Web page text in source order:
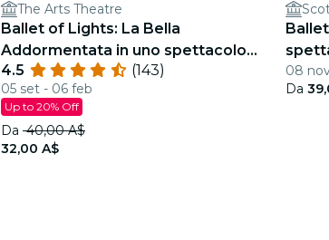
The Arts Theatre
Ballet of Lights: La Bella
Addormentata in uno spettacolo
scintillante
4.5 (143)
05 set - 06 feb
Up to 20% Off
Da 40,00 A$
32,00 A$
08
Da